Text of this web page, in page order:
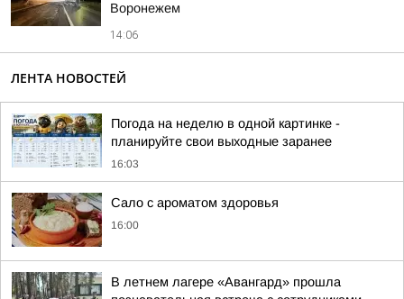
Воронежем
14:06
ЛЕНТА НОВОСТЕЙ
Погода на неделю в одной картинке -
планируйте свои выходные заранее
16:03
Сало с ароматом здоровья
16:00
В летнем лагере «Авангард» прошла